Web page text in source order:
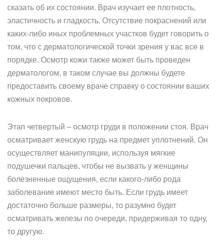
сказать об их состоянии. Врач изучает ее плотность,
эластичность и гладкость. Отсутствие покраснений или
каких-либо иных проблемных участков будет говорить о
том, что с дерматологической точки зрения у вас все в
порядке. Осмотр кожи также может быть проведен
дерматологом, в таком случае вы должны будете
предоставить своему враче справку о состоянии ваших
кожных покровов.
Этап четвертый – осмотр груди в положении стоя. Врач
осматривает женскую грудь на предмет уплотнений. Он
осуществляет манипуляции, используя мягкие
подушечки пальцев, чтобы не вызвать у женщины
болезненные ощущения, если какого-либо рода
заболевание имеют место быть. Если грудь имеет
достаточно больше размеры, то разумно будет
осматривать железы по очереди, придерживая то одну,
то другую.